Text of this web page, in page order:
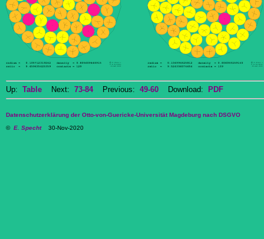
Up: Table Next: 73-84Previous: 49-60 Download: PDF
Datenschutzerklärung der Otto-von-Guericke-Universität Magdeburg nach DSGVO
© E. Specht30-Nov-2020